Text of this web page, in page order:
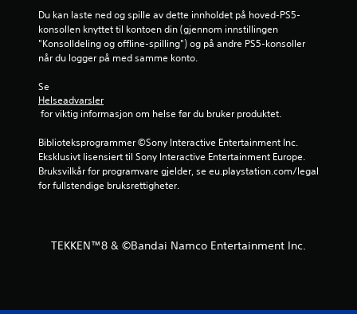
a
v
a
v
Du kan laste ned og spille av dette innholdet på hoved-PS5-
konsollen knyttet til kontoen din (gjennom innstillingen
"Konsolldeling og offline-spilling") og på andre PS5-konsoller
når du logger på med samme konto.
Se
Helseadvarsler
for viktig informasjon om helse før du bruker produktet.
Biblioteksprogrammer ©Sony Interactive Entertainment Inc.
Eksklusivt lisensiert til Sony Interactive Entertainment Europe.
Bruksvilkår for programvare gjelder, se eu.playstation.com/legal
for fullstendige bruksrettigheter.
TEKKEN™8 & ©Bandai Namco Entertainment Inc.